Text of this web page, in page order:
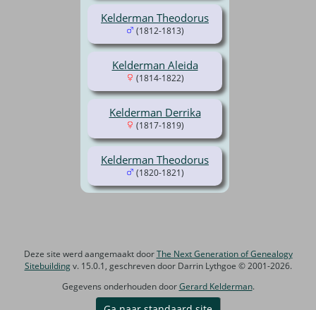
Kelderman Theodorus
(1812-1813)
Kelderman Aleida
(1814-1822)
Kelderman Derrika
(1817-1819)
Kelderman Theodorus
(1820-1821)
Deze site werd aangemaakt doorThe Next Generation of Genealogy
Sitebuildingv. 15.0.1, geschreven door Darrin Lythgoe © 2001-2026.
Gegevens onderhouden doorGerard Kelderman.